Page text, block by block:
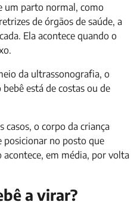
um parto normal, como
de órgãos de saúde, a
Ela acontece quando o
da ultrassonografia, o
está de costas ou de
casos, o corpo da criança
posicionar no posto que
em média, por volta
a virar?